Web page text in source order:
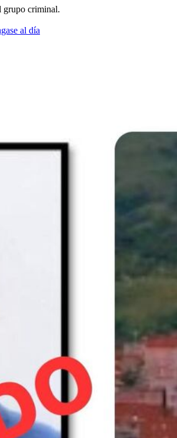
grupo criminal.
al día